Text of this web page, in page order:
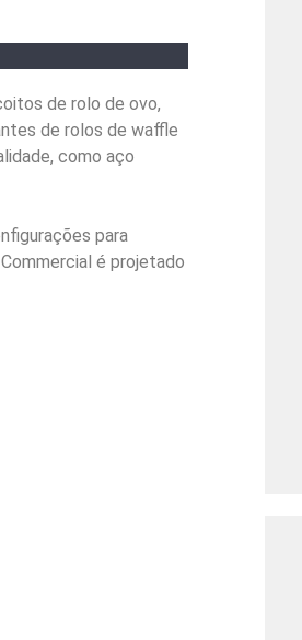
de rolo de ovo,
de rolos de waffle
como aço
para
é projetado